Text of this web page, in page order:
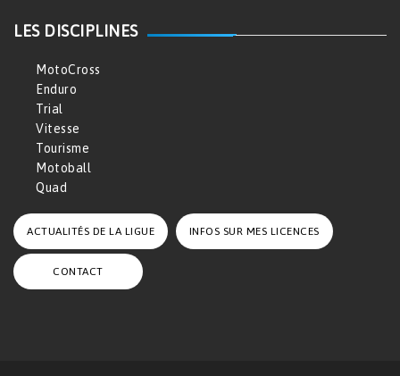
LES DISCIPLINES
MotoCross
Enduro
Trial
Vitesse
Tourisme
Motoball
Quad
ACTUALITÉS DE LA LIGUE INFOS SUR MES LICENCES
CONTACT